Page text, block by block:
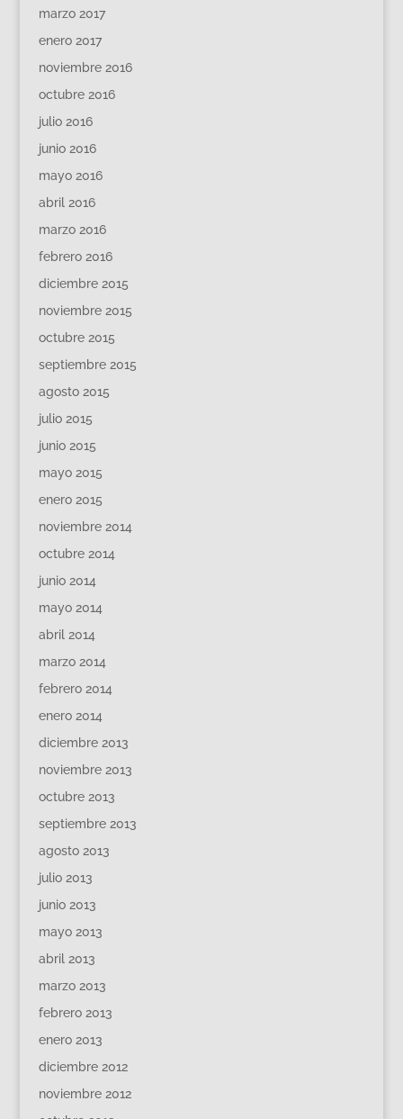
marzo 2017
enero 2017
noviembre 2016
octubre 2016
julio 2016
junio 2016
mayo 2016
abril 2016
marzo 2016
febrero 2016
diciembre 2015
noviembre 2015
octubre 2015
septiembre 2015
agosto 2015
julio 2015
junio 2015
mayo 2015
enero 2015
noviembre 2014
octubre 2014
junio 2014
mayo 2014
abril 2014
marzo 2014
febrero 2014
enero 2014
diciembre 2013
noviembre 2013
octubre 2013
septiembre 2013
agosto 2013
julio 2013
junio 2013
mayo 2013
abril 2013
marzo 2013
febrero 2013
enero 2013
diciembre 2012
noviembre 2012